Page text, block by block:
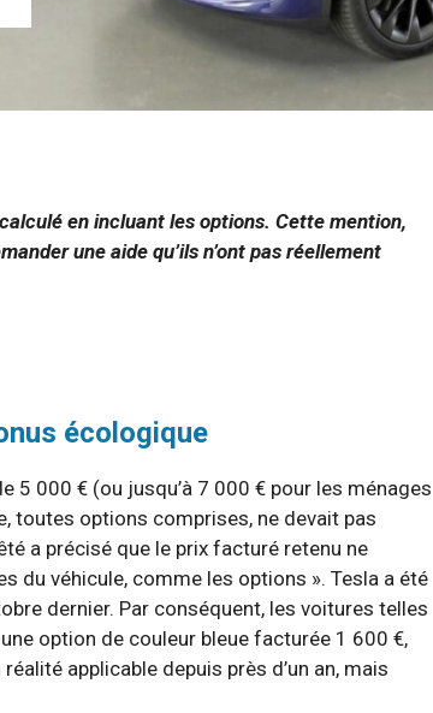
en incluant les options. Cette mention,
une aide qu’ils n’ont pas réellement
écologique
5 000 € (ou jusqu’à 7 000 € pour les ménages
toutes options comprises, ne devait pas
a précisé que le prix facturé retenu ne
du véhicule, comme les options ». Tesla a été
dernier. Par conséquent, les voitures telles
option de couleur bleue facturée 1 600 €,
applicable depuis près d’un an, mais